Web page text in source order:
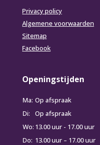
Privacy policy
Algemene voorwaarden
Sitemap
Facebook
Openingstijden
Ma: Op afspraak
Di:
Op afspraak
Wo: 13.00 uur - 17.00 uur
Do: 13.00 uur – 17.00 uur